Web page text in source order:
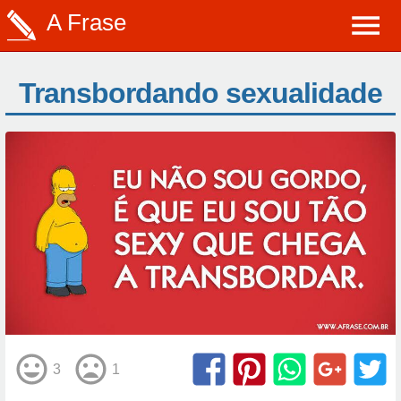
A Frase
Transbordando sexualidade
3 1